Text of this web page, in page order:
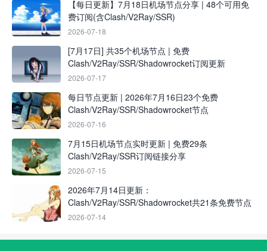
【每日更新】7月18日机场节点分享 | 48个可用免
费订阅(含Clash/V2Ray/SSR)
2026-07-18
[7月17日] 共35个机场节点 | 免费
Clash/V2Ray/SSR/Shadowrocket订阅更新
2026-07-17
每日节点更新 | 2026年7月16日23个免费
Clash/V2Ray/SSR/Shadowrocket节点
2026-07-16
7月15日机场节点实时更新 | 免费29条
Clash/V2Ray/SSR订阅链接分享
2026-07-15
2026年7月14日更新：
Clash/V2Ray/SSR/Shadowrocket共21条免费节点
2026-07-14